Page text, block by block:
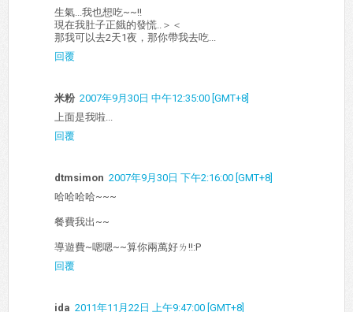
生氣...我也想吃~~!!
現在我肚子正餓的發慌..＞＜
那我可以去2天1夜，那你帶我去吃...
回覆
米粉 2007年9月30日 中午12:35:00 [GMT+8]
上面是我啦...
回覆
dtmsimon 2007年9月30日 下午2:16:00 [GMT+8]
哈哈哈哈~~~
餐費我出~~
導遊費~嗯嗯~~算你兩萬好ㄌ!!:P
回覆
ida 2011年11月22日 上午9:47:00 [GMT+8]